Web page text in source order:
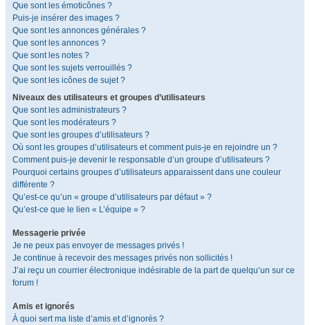
Que sont les émoticônes ?
Puis-je insérer des images ?
Que sont les annonces générales ?
Que sont les annonces ?
Que sont les notes ?
Que sont les sujets verrouillés ?
Que sont les icônes de sujet ?
Niveaux des utilisateurs et groupes d’utilisateurs
Que sont les administrateurs ?
Que sont les modérateurs ?
Que sont les groupes d’utilisateurs ?
Où sont les groupes d’utilisateurs et comment puis-je en rejoindre un ?
Comment puis-je devenir le responsable d’un groupe d’utilisateurs ?
Pourquoi certains groupes d’utilisateurs apparaissent dans une couleur
différente ?
Qu’est-ce qu’un « groupe d’utilisateurs par défaut » ?
Qu’est-ce que le lien « L’équipe » ?
Messagerie privée
Je ne peux pas envoyer de messages privés !
Je continue à recevoir des messages privés non sollicités !
J’ai reçu un courrier électronique indésirable de la part de quelqu’un sur ce
forum !
Amis et ignorés
À quoi sert ma liste d’amis et d’ignorés ?